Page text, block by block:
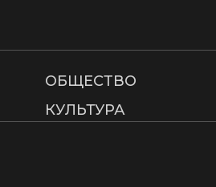
ОБЩЕСТВО
КУЛЬТУРА